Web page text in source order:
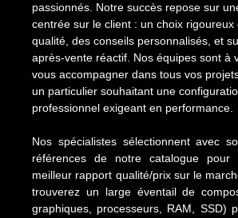
passionnés. Notre succès repose sur
centrée sur le client : un choix rigoureux
qualité, des conseils personnalisés, et
après-vente réactif. Nos équipes sont à
vous accompagner dans tous vos
un particulier souhaitant une
professionnel exigeant en performance.
Nos spécialistes sélectionnent avec
références de notre catalogue pour
meilleur rapport qualité/prix sur le
trouverez un large éventail de
graphiques, processeurs, RAM, SSD)